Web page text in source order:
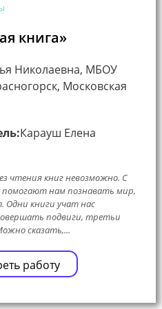
книга»
Николаевна, МБОУ
Московская
Карауш Елена
чтения книг невозможно. С
помогают нам познавать мир,
Одни книги учат нас
подвиги, третьи
сказать,...
работу